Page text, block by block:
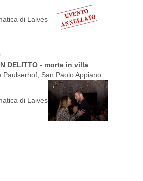
di Laives
DELITTO - morte in villa
Paulserhof, San Paolo Appiano.
di Laives